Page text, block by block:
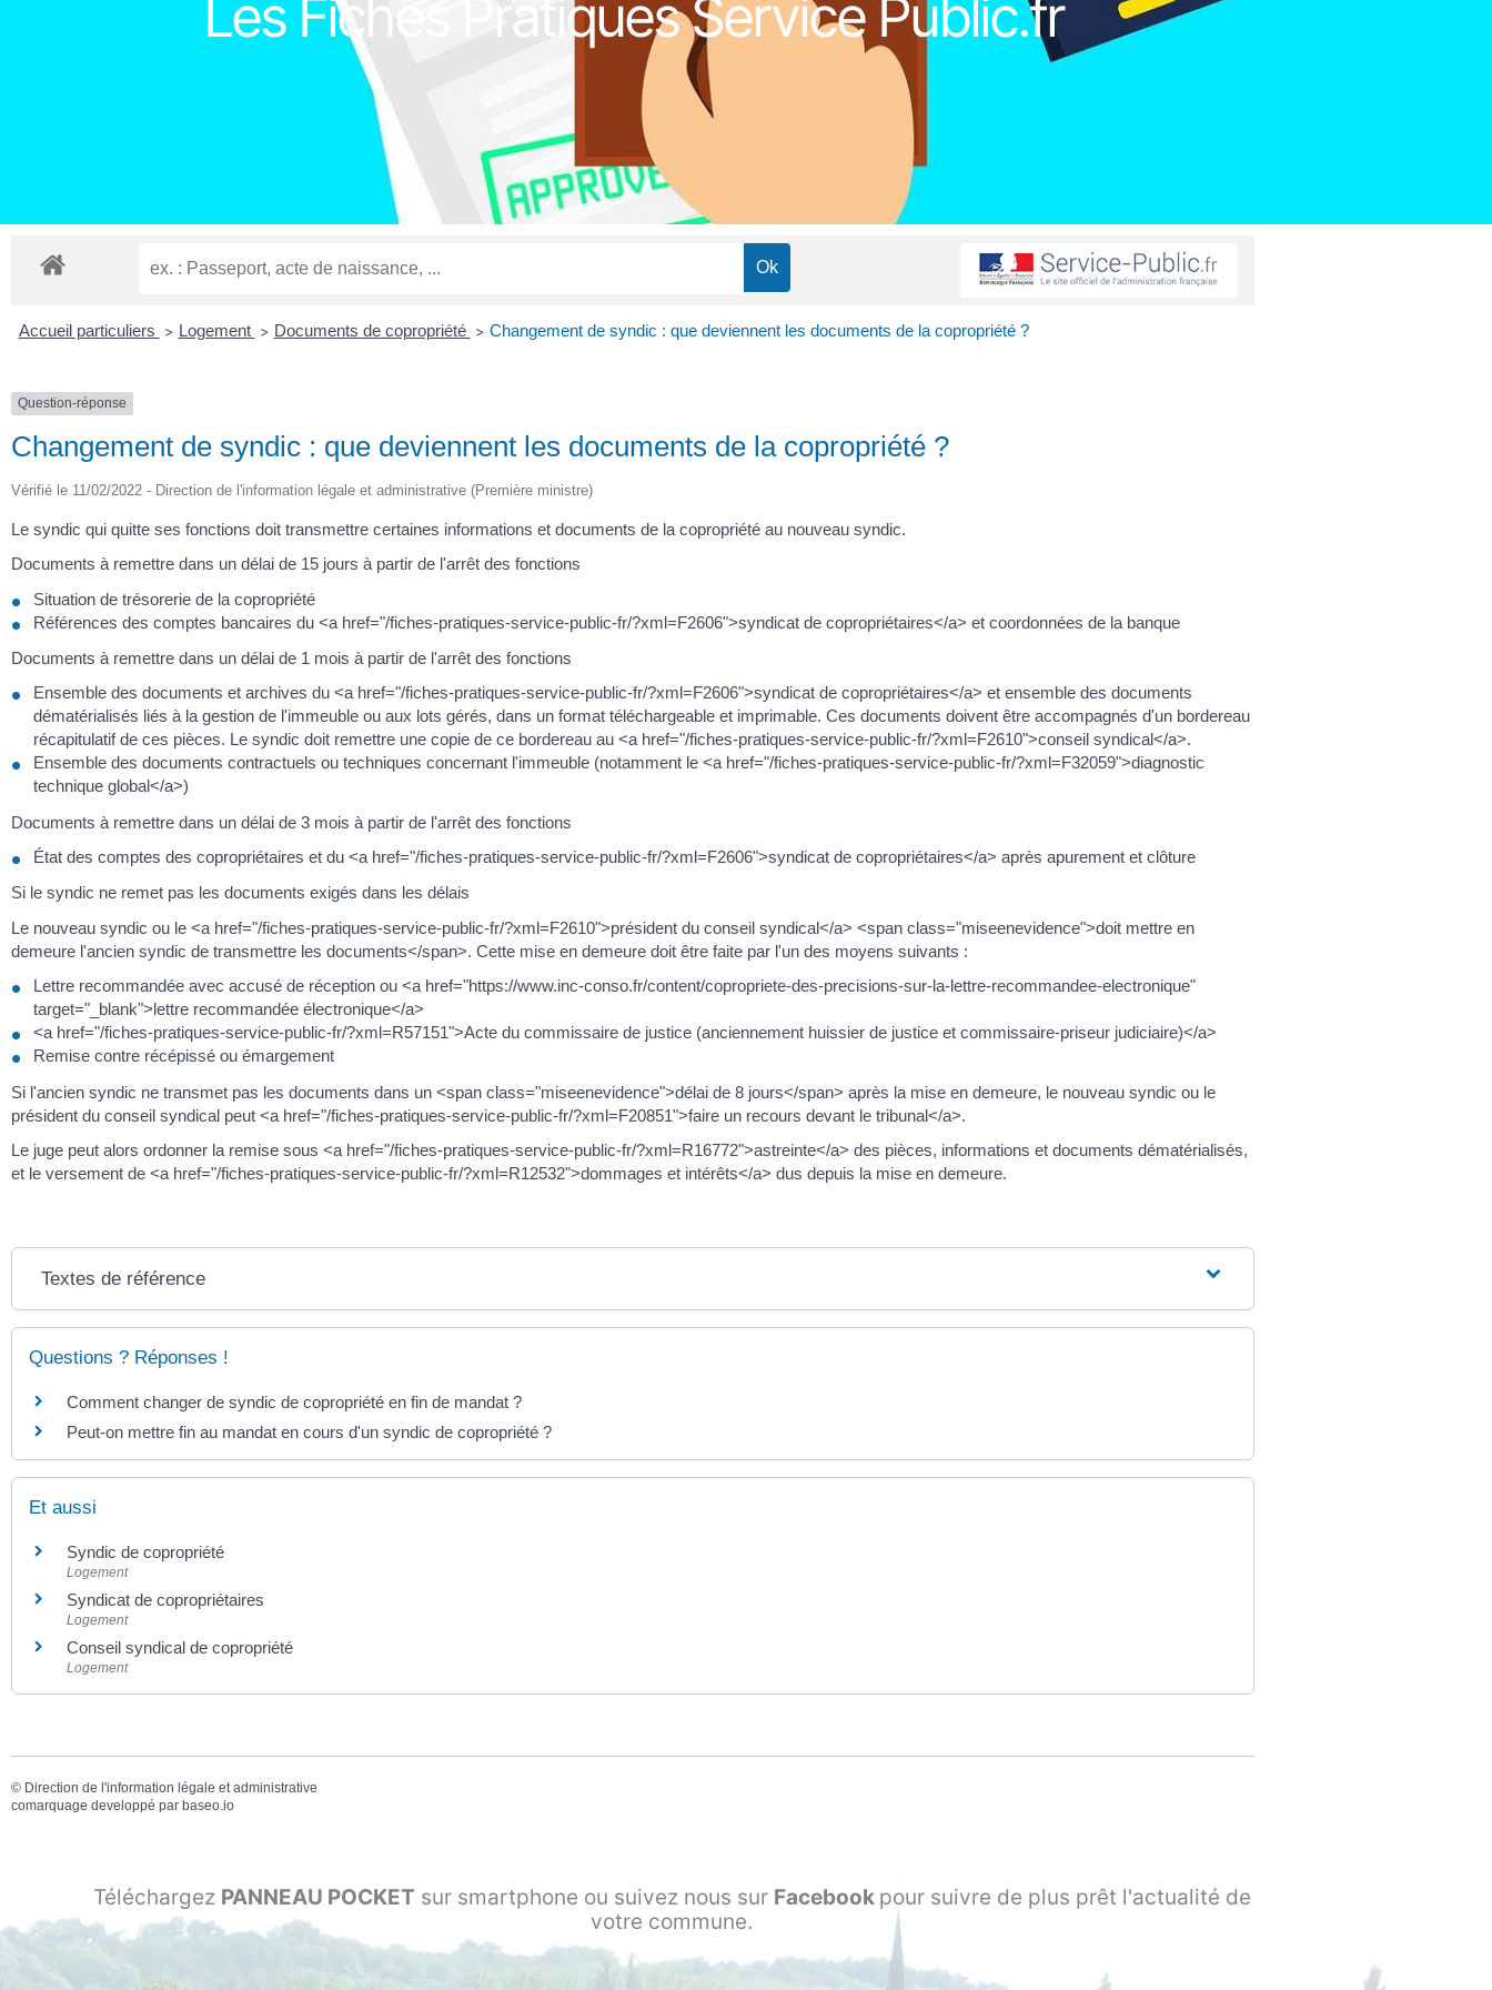
Les Fiches Pratiques Service Public.fr
Accueil particuliers > Logement > Documents de copropriété > Changement de syndic : que deviennent les documents de la copropriété ?
Question-réponse
Changement de syndic : que deviennent les documents de la copropriété ?
Vérifié le 11/02/2022 - Direction de l'information légale et administrative (Première ministre)
Le syndic qui quitte ses fonctions doit transmettre certaines informations et documents de la copropriété au nouveau syndic.
Documents à remettre dans un délai de 15 jours à partir de l'arrêt des fonctions
Situation de trésorerie de la copropriété
Références des comptes bancaires du <a href="/fiches-pratiques-service-public-fr/?xml=F2606">syndicat de copropriétaires</a> et coordonnées de la banque
Documents à remettre dans un délai de 1 mois à partir de l'arrêt des fonctions
Ensemble des documents et archives du <a href="/fiches-pratiques-service-public-fr/?xml=F2606">syndicat de copropriétaires</a> et ensemble des documents
dématérialisés liés à la gestion de l'immeuble ou aux lots gérés, dans un format téléchargeable et imprimable. Ces documents doivent être accompagnés d'un bordereau
récapitulatif de ces pièces. Le syndic doit remettre une copie de ce bordereau au <a href="/fiches-pratiques-service-public-fr/?xml=F2610">conseil syndical</a>.
Ensemble des documents contractuels ou techniques concernant l'immeuble (notamment le <a href="/fiches-pratiques-service-public-fr/?xml=F32059">diagnostic
technique global</a>)
Documents à remettre dans un délai de 3 mois à partir de l'arrêt des fonctions
État des comptes des copropriétaires et du <a href="/fiches-pratiques-service-public-fr/?xml=F2606">syndicat de copropriétaires</a> après apurement et clôture
Si le syndic ne remet pas les documents exigés dans les délais
Le nouveau syndic ou le <a href="/fiches-pratiques-service-public-fr/?xml=F2610">président du conseil syndical</a> <span class="miseenevidence">doit mettre en
demeure l'ancien syndic de transmettre les documents</span>. Cette mise en demeure doit être faite par l'un des moyens suivants :
Lettre recommandée avec accusé de réception ou <a href="https://www.inc-conso.fr/content/copropriete-des-precisions-sur-la-lettre-recommandee-electronique"
target="_blank">lettre recommandée électronique</a>
<a href="/fiches-pratiques-service-public-fr/?xml=R57151">Acte du commissaire de justice (anciennement huissier de justice et commissaire-priseur judiciaire)</a>
Remise contre récépissé ou émargement
Si l'ancien syndic ne transmet pas les documents dans un <span class="miseenevidence">délai de 8 jours</span> après la mise en demeure, le nouveau syndic ou le
président du conseil syndical peut <a href="/fiches-pratiques-service-public-fr/?xml=F20851">faire un recours devant le tribunal</a>.
Le juge peut alors ordonner la remise sous <a href="/fiches-pratiques-service-public-fr/?xml=R16772">astreinte</a> des pièces, informations et documents dématérialisés,
et le versement de <a href="/fiches-pratiques-service-public-fr/?xml=R12532">dommages et intérêts</a> dus depuis la mise en demeure.
Textes de référence
Questions ? Réponses !
Comment changer de syndic de copropriété en fin de mandat ?
Peut-on mettre fin au mandat en cours d'un syndic de copropriété ?
Et aussi
Syndic de copropriété
Logement
Syndicat de copropriétaires
Logement
Conseil syndical de copropriété
Logement
© Direction de l'information légale et administrative
comarquage developpé par baseo.io
Téléchargez PANNEAU POCKET sur smartphone ou suivez nous sur Facebook pour suivre de plus prêt l'actualité de
votre commune.